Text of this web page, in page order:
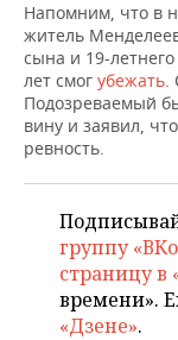
КИБЕРСПОРТ
ФИГУРНОЕ
ВОДНЫЕ ВИДЫ
ХОККЕЙ С
КУЛЬТУРА
МЕДИЦИНА
ОБРАЗОВАНИЕ
СПИСОК
Напомним, что в
житель
сына и 19-
лет смог убежать.
Подозреваемый
вину и заявил,
ревность.
группу
страницу в
времени».
«Дзене».